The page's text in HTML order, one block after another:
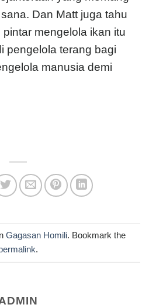
Dan Matt juga tahu
mengelola ikan itu
pengelola terang bagi
manusia demi
Gagasan Homili. Bookmark the
.